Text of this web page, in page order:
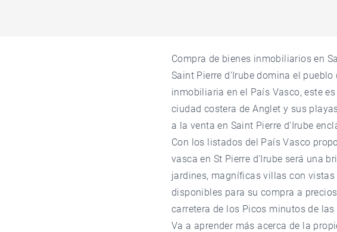
Compra de bienes inmobiliarios en
Saint Pierre d'Irube domina el
inmobiliaria en el País Vasco, este
ciudad costera de Anglet y sus
a la venta en Saint Pierre d'Irube
Con los listados del País Vasco
vasca en St Pierre d'Irube será una
jardines, magníficas villas con
disponibles para su compra a
carretera de los Picos minutos de
Va a aprender más acerca de la